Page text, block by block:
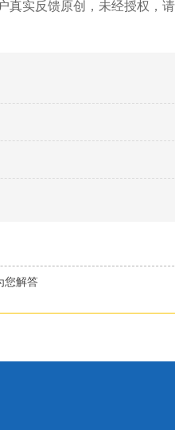
实反馈原创，未经授权，请
您解答